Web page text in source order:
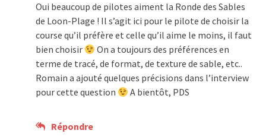
Oui beaucoup de pilotes aiment la Ronde des Sables
de Loon-Plage ! Il s’agit ici pour le pilote de choisir la
course qu’il préfère et celle qu’il aime le moins, il faut
bien choisir
On a toujours des préférences en
terme de tracé, de format, de texture de sable, etc..
Romain a ajouté quelques précisions dans l’interview
pour cette question
A bientôt, PDS
Répondre